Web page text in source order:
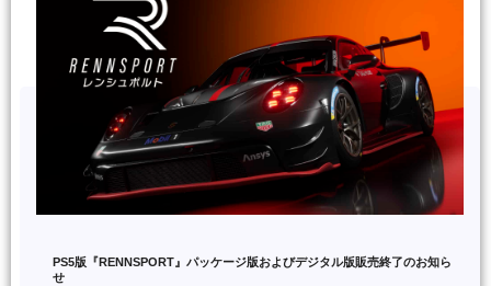
PS5版『RENNSPORT』パッケージ版およびデジタル版販売終了のお知ら
せ